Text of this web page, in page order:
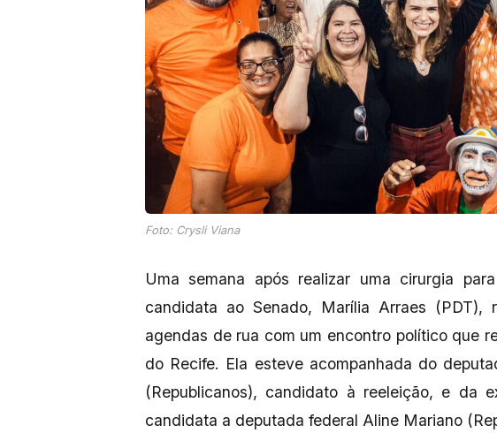
Foto: Crysli Viana
Uma semana após realizar uma cirurgia
candidata ao Senado, Marília Arraes (PDT),
agendas de rua com um encontro político que
do Recife. Ela esteve acompanhada do
(Republicanos), candidato à reeleição, e da
candidata a deputada federal Aline Mariano